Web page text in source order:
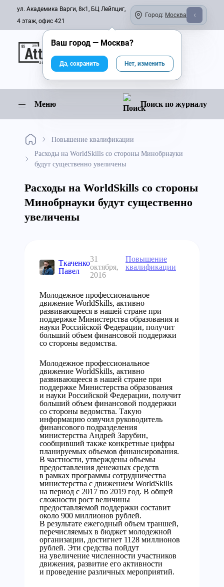
ул. Академика Варги, 8к1, БЦ Лейпциг,
4 этаж, офис 421
Город: Москва
Онлайн-журнал
Меню Поиск по журналу
Повышение квалификации
Расходы на WorldSkills со стороны Минобрнауки
будут существенно увеличены
Расходы на WorldSkills со стороны
Минобрнауки будут существенно
увеличены
Ткаченко
Павел
31
октября,
2016
Повышение
квалификации
Молодежное профессиональное
движение WorldSkills, активно
развивающееся в нашей стране при
поддержке Министерства образования и
науки Российской Федерации, получит
больший объем финансовой поддержки
со стороны ведомства.
Молодежное профессиональное
движение WorldSkills, активно
развивающееся в нашей стране при
поддержке Министерства образования
и науки Российской Федерации, получит
больший объем финансовой поддержки
со стороны ведомства. Такую
информацию озвучил руководитель
финансового подразделения
министерства Андрей Зарубин,
сообщивший также конкретные цифры
планируемых объемов финансирования.
В частности, утверждены объемы
предоставления денежных средств
в рамках программы сотрудничества
министерства с движением WorldSkills
на период с 2017 по 2019 год. В общей
сложности рост величины
предоставляемой поддержки составит
около 900 миллионов рублей.
В результате ежегодный объем траншей,
перечисляемых в бюджет молодежной
организации, достигнет 1128 миллионов
рублей. Эти средства пойдут
на увеличение численности участников
движения, развитие его активности
и проведение различных мероприятий.
Ваш город — Москва?
Да, сохранить Нет, изменить